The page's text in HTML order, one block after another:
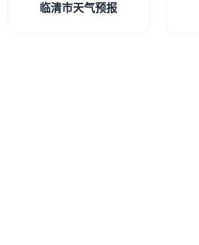
临清市天气预报